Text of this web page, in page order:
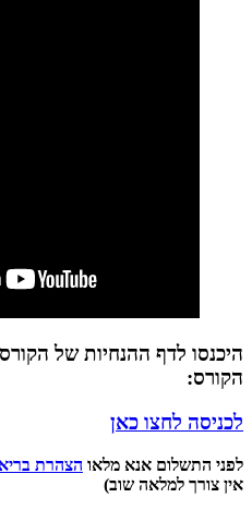
היכנסו לדף ההנחיות של
הקורס:
לכניסה לחצו כאן
לפני התשלום אנא מלאו הצהרת
אין צורך למלאה שוב)